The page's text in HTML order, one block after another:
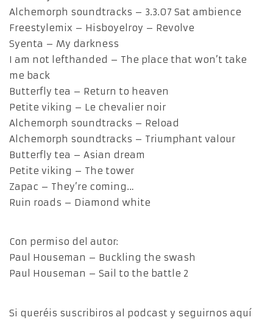
Alchemorph soundtracks – 3.3.07 Sat ambience
Freestylemix – Hisboyelroy – Revolve
Syenta – My darkness
I am not lefthanded – The place that won’t take
me back
Butterfly tea – Return to heaven
Petite viking – Le chevalier noir
Alchemorph soundtracks – Reload
Alchemorph soundtracks – Triumphant valour
Butterfly tea – Asian dream
Petite viking – The tower
Zapac – They’re coming…
Ruin roads – Diamond white
Con permiso del autor:
Paul Houseman – Buckling the swash
Paul Houseman – Sail to the battle 2
Si queréis suscribiros al podcast y seguirnos aquí